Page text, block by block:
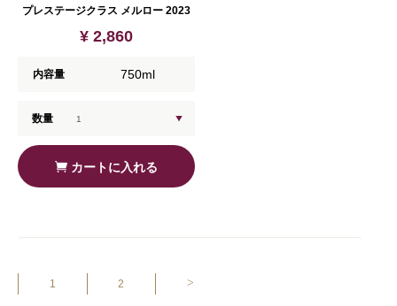
プレステージクラス メルロー 2023
¥ 2,860
内容量 750ml
数量
カートに入れる
1 2 >